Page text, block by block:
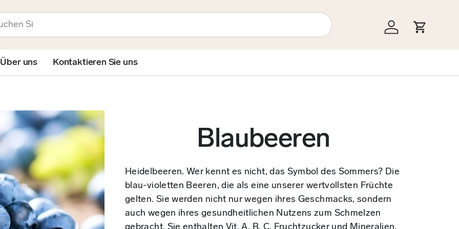
Einloggen
Über uns Kontaktieren Sie uns
Blaubeeren
Heidelbeeren. Wer kennt es nicht, das Symbol des Sommers? Die
blau-violetten Beeren, die als eine unserer wertvollsten Früchte
gelten. Sie werden nicht nur wegen ihres Geschmacks, sondern
auch wegen ihres gesundheitlichen Nutzens zum Schmelzen